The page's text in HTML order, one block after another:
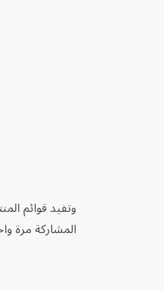
المشاركة مرة واحدة